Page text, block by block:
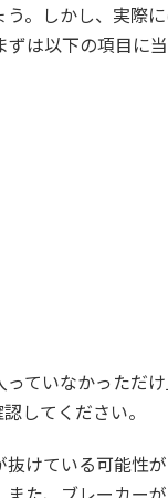
。しかし、実際
は以下の項目に
ていなかっただ
してください。
けている可能性